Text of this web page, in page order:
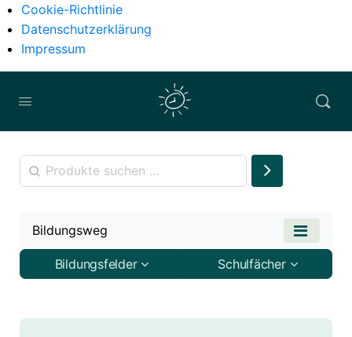
Cookie-Richtlinie
Datenschutzerklärung
Impressum
Bildungsweg
Bildungsfelder Schulfächer